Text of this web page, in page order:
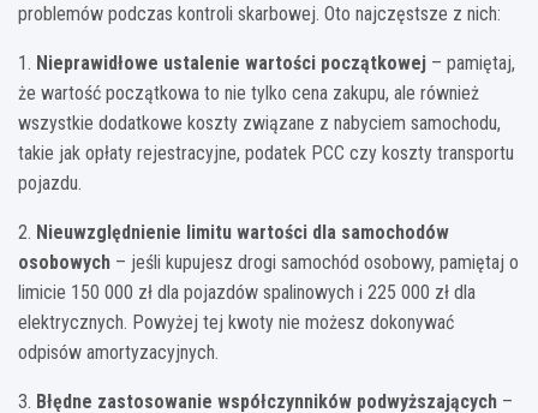
problemów podczas kontroli skarbowej. Oto najczęstsze z nich:
1. Nieprawidłowe ustalenie wartości początkowej – pamiętaj,
że wartość początkowa to nie tylko cena zakupu, ale również
wszystkie dodatkowe koszty związane z nabyciem samochodu,
takie jak opłaty rejestracyjne, podatek PCC czy koszty transportu
pojazdu.
2. Nieuwzględnienie limitu wartości dla samochodów
osobowych – jeśli kupujesz drogi samochód osobowy, pamiętaj o
limicie 150 000 zł dla pojazdów spalinowych i 225 000 zł dla
elektrycznych. Powyżej tej kwoty nie możesz dokonywać
odpisów amortyzacyjnych.
3. Błędne zastosowanie współczynników podwyższających –